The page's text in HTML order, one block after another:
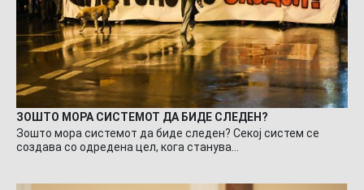
ЗОШТО МОРА СИСТЕМОТ ДА БИДЕ СЛЕДЕН?
Зошто мора системот да биде следен? Секој систем се
создава со одредена цел, кога станува…